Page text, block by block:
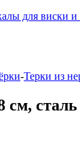
для виски и
-Терки из
см,